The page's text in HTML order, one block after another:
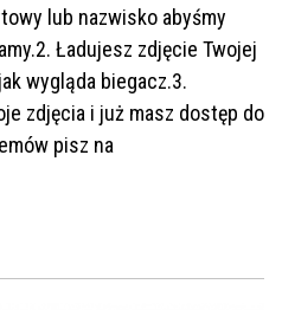
lub nazwisko abyśmy
Ładujesz zdjęcie Twojej
wygląda biegacz.3.
zdjęcia i już masz dostęp do
pisz na